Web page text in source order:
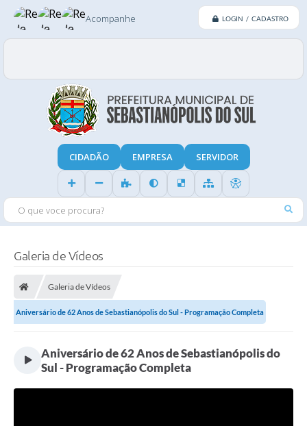
LOGIN / CADASTRO
O QUE VOCE PROCURA?
Acompanhe
CIDADÃO EMPRESA SERVIDOR
Galeria de Vídeos
Galeria de Vídeos
Aniversário de 62 Anos de Sebastianópolis do Sul - Programação Completa
Aniversário de 62 Anos de Sebastianópolis do
Sul - Programação Completa